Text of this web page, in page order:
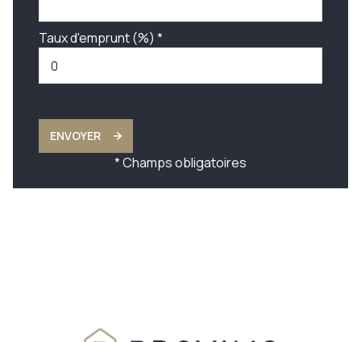
Taux d'emprunt (%) *
ENVOYER
* Champs obligatoires